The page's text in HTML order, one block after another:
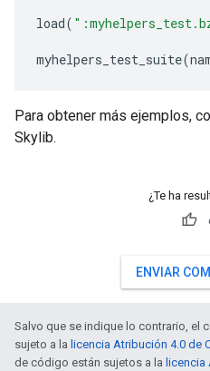
load(
myhelpers_test_suite(
Para obtener más ejemplos,
Skylib.
¿Te ha
ENVIAR
Salvo que se indique lo contrario, el
sujeto a la licencia Atribución 4.0 de
de código están sujetos a la licencia